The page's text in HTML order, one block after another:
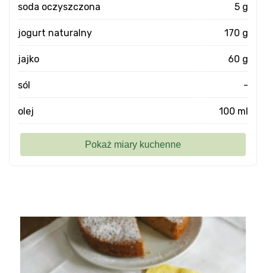
soda oczyszczona 5 g
jogurt naturalny 170 g
jajko 60 g
sól -
olej 100 ml